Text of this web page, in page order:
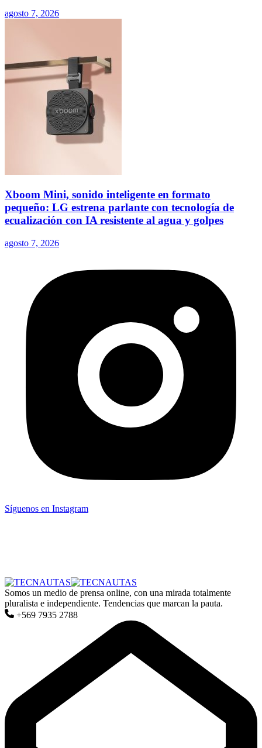
agosto 7, 2026
Xboom Mini, sonido inteligente en formato
pequeño: LG estrena parlante con tecnología de
ecualización con IA resistente al agua y golpes
agosto 7, 2026
Síguenos en Instagram
Somos un medio de prensa online, con una mirada totalmente
pluralista e independiente. Tendencias que marcan la pauta.
+569 7935 2788